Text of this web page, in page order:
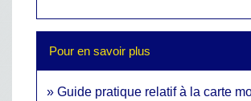
Pour en savoir plus
Guide pratique relatif à la carte